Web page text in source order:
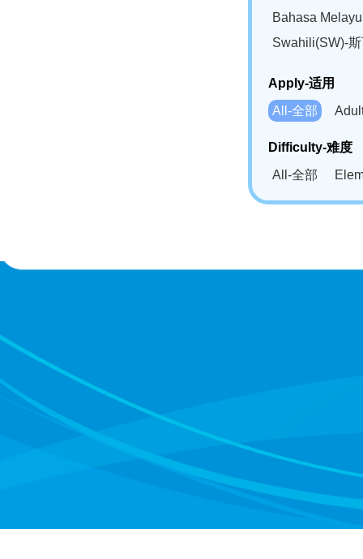
Bahasa
Swahili(SW)-
Apply-适用
All-全部
Difficulty-难度
All-全部